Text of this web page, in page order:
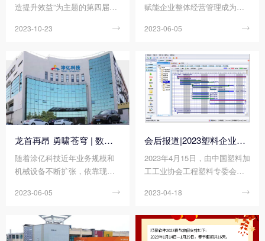
造提升效益”为主题的第四届中
协注塑制品专委会2023年年会
2023-10-23 
赋能企业整体经营管理成为现
步深化企业管理资源转型成
化集团携手顺景软件科技开启
企业数字化升级之旅。 全
方位塑胶原料改性专家...
2023-06-05 
龙首再昂 勇啸苍穹 | 数字化赋能助力涂亿科技“智”造升级!
随着涂亿科技近年业务规模和
机械设备不断扩张，依靠现有
管理工作的需要，智能化管
级迫在眉睫，所以顺景软件科
技为其实现数字化工厂乐投·体
2023-06-05 
会后报道|2023塑料企业数字化工厂建设交流会
2023年4月15日，由中国塑料加
工工业协会工程塑料专委会、
台、InfoCon易肯资讯联合组织
设交流会”在东莞迎宾馆顺利举
办，来自坚峰新材料、日之
2023-04-18 